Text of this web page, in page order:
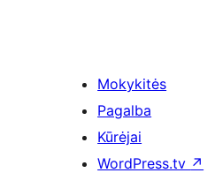
Mokykitės
Pagalba
Kūrėjai
WordPress.tv ↗